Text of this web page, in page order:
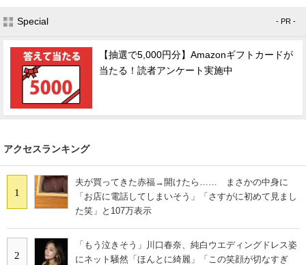
Special - PR -
【抽選で5,000円分】Amazonギフトカードが
当たる！読者アンケート実施中
アクセスランキング
1
夫が買ってきた赤福→開けたら…… まさかの中身に
「お店に電話してしまいそう」「さすがに初めて見まし
た笑」と107万表示
2
「もう泣きそう」川口春奈、純白ウエディングドレス姿
にネット騒然「ほんとに綺麗」「この笑顔が切なすぎ